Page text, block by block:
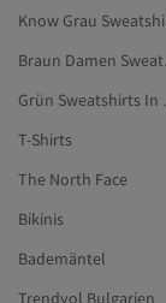
Know Grau
T-Shirts
The North Face
Bikinis
Bademäntel
Trendyol Bulgarien